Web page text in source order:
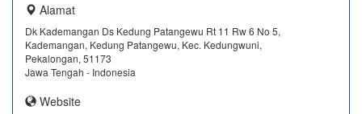
Alamat
Dk Kademangan Ds Kedung Patangewu Rt 11 Rw 6 No 5,
Kademangan, Kedung Patangewu, Kec. Kedungwuni,
Pekalongan, 51173
Jawa Tengah - Indonesia
Website